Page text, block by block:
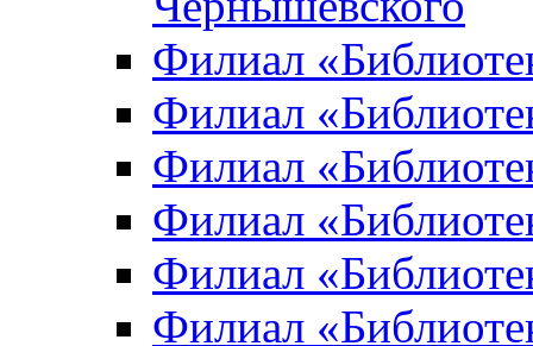
Филиал
Филиал
Филиал
Филиал
Филиал
Филиал